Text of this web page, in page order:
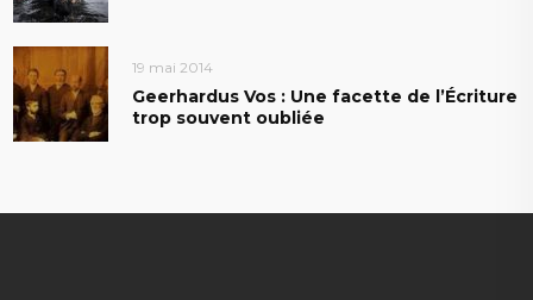
19 mai 2014
Geerhardus Vos : Une facette de l’Écriture
trop souvent oubliée